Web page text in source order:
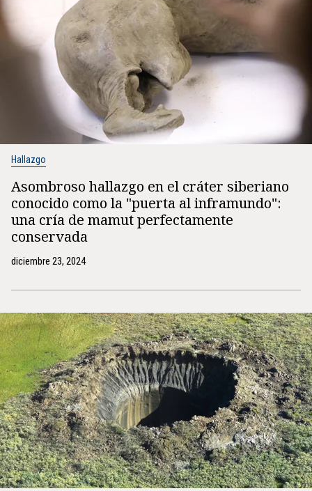
Hallazgo
Asombroso hallazgo en el cráter siberiano
conocido como la "puerta al inframundo":
una cría de mamut perfectamente
conservada
diciembre 23, 2024